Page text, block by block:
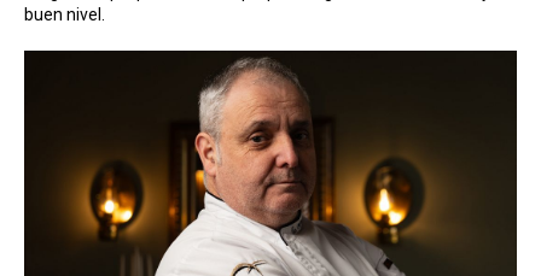
buen nivel.